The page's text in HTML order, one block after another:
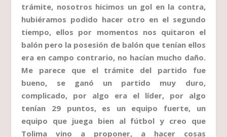
trámite, nosotros hicimos un gol en la contra,
hubiéramos podido hacer otro en el segundo
tiempo, ellos por momentos nos quitaron el
balón pero la posesión de balón que tenían ellos
era en campo contrario, no hacían mucho daño.
Me parece que el trámite del partido fue
bueno, se ganó un partido muy duro,
complicado, por algo era el líder, por algo
tenían 29 puntos, es un equipo fuerte, un
equipo que juega bien al fútbol y creo que
Tolima vino a proponer, a hacer cosas